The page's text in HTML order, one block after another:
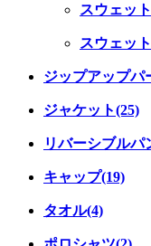
スウェッ
スウェッ
ジップアップパ
ジャケット(25)
リバーシブルパ
キャップ(19)
タオル(4)